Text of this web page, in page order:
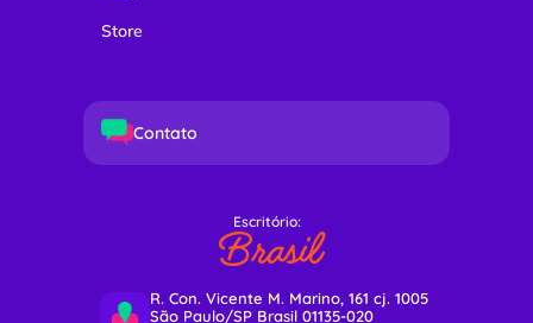
Store
Contato
Escritório:
Brasil
R. Con. Vicente M. Marino, 161 cj. 1005
São Paulo/SP Brasil 01135-020